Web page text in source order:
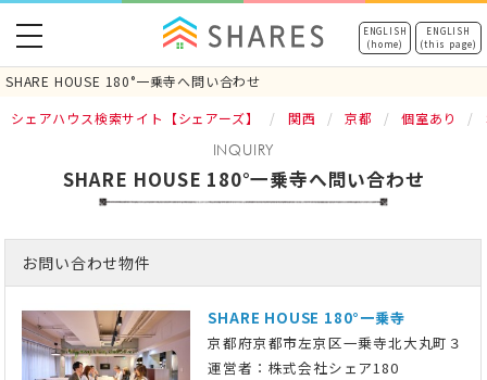
ENGLISH
(home)
ENGLISH
(this page)
SHARE HOUSE 180°一乗寺へ問い合わせ
toggle
navigation
シェアハウス検索サイト【シェアーズ】 関西 京都 個室あり
INQUIRY
SHARE HOUSE 180°一乗寺へ問い合わせ
お問い合わせ物件
SHARE HOUSE 180°一乗寺
京都府京都市左京区一乗寺北大丸町３
運営者：株式会社シェア180